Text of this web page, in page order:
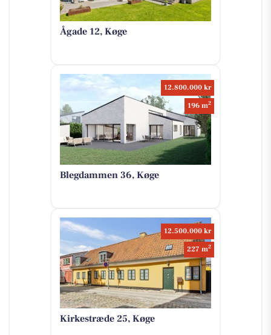
Ågade 12, Køge
12.800.000 kr
196 m2
Blegdammen 36, Køge
12.500.000 kr
227 m2
Kirkestræde 25, Køge